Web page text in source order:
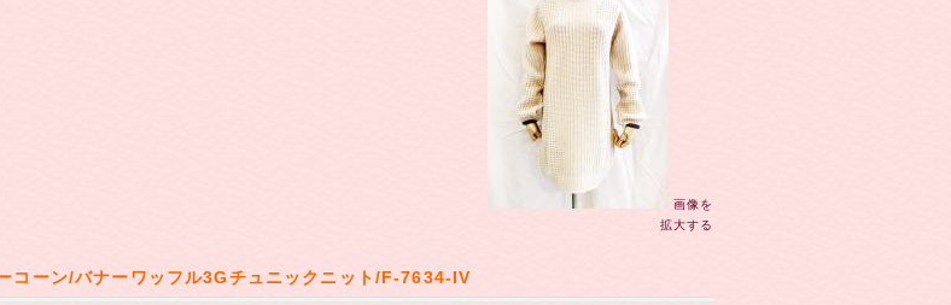
画像を
拡大する
コーン/バナーワッフル3Gチュニックニット/F-7634-IV